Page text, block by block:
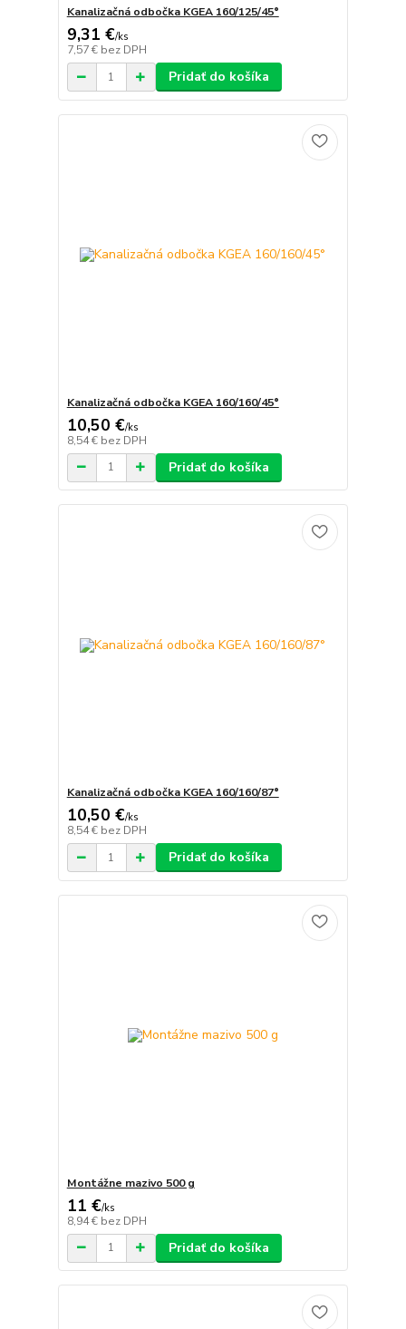
Kanalizačná odbočka KGEA 160/125/45°
9,31 €/ks
7,57 € bez DPH
Pridať do košíka
Kanalizačná odbočka KGEA 160/160/45°
10,50 €/ks
8,54 € bez DPH
Pridať do košíka
Kanalizačná odbočka KGEA 160/160/87°
10,50 €/ks
8,54 € bez DPH
Pridať do košíka
Montážne mazivo 500 g
11 €/ks
8,94 € bez DPH
Pridať do košíka